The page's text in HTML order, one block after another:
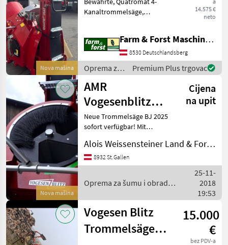
Nova mašina
4/700/52
14.575 €
neto
Kanaltrommelsäge,
52cm/werkzeuglos
verstellbar,
Förderbandgeschwindigkeit
u. Trommelgeschw. stufenl
Farm & Forst Maschinenhandel GmbH. u. CoKG
8530 Deutschlandsberg
Oprema za
šumu i
obradu
drveta /
AMR
Vogesenblitz
Premium Plus trgovac
Nova mašina
AMR
Vogesenblitz
Triomat
Cijena
na upit
Neue Trommelsäge BJ 2025
sofort verfügbar! Mit
Trommelsäge mit 3
Kanälen ermöglichen wir
Ihnen ein überaus
hoher Le
Alois Weissensteiner Land & Forsttechnik
8932 St.Gallen
Oprema za šumu i obradu
25-11-
2018
19:53
Vogesen Blitz
Trommelsäge
15.000
€
bez PDV-a